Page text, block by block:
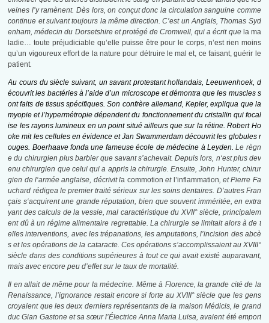
veines l’y ramènent. Dès lors, on conçut donc la circulation sanguine comme
continue et suivant toujours la même direction. C’est un Anglais, Thomas Syd
enham, médecin du Dorsetshire et protégé de Cromwell, qui a écrit que la ma
ladie… toute préjudiciable qu’elle puisse être pour le corps, n’est rien moins
qu’un vigoureux effort de la nature pour détruire le mal et, ce faisant, guérir le
patient.
Au cours du siècle suivant, un savant protestant hollandais, Leeuwenhoek, d
écouvrit les bactéries à l’aide d’un microscope et démontra que les muscles s
ont faits de tissus spécifiques. Son confrère allemand, Kepler, expliqua que la
myopie et l’hypermétropie dépendent du fonctionnementdu cristallin qui focal
ise les rayons lumineux en un point situé ailleurs quesur la rétine. Robert Ho
oke mit les cellules en évidence et Jan Swammerdamdécouvrit les globules r
ouges. Boerhaave fonda une fameuse école demédecine à Leyden.Le règn
e du chirurgien plus barbier que savants’achevait. Depuis lors, n‘estplus dev
enuchirurgien que celui qui a appris la chirurgie. Ensuite, John Hunter, chirur
gien del‘arméeanglaise, décrivitla commotion et l’inflammation, et Pierre Fa
uchard rédigea le premiertraité sérieux sur les soinsdentaires. D’autres Fran
çais s‘acquirentune grande réputation, bien que souvent imméritée, en extra
yant des calculs de la vessie, mal caractéristique du XVII° siècle, principalem
ent dû à un régime alimentaire regrettable. La chirurgie se limitait alors à de t
elles interventions, avec les trépanations, les amputations, l’incision des abcè
s et les opérations de la cataracte. Ces opérations s’accomplissaient au XVIII°
siècle dans des conditions supérieures à tout ce qui avait existé auparavant,
mais avec encore peu d’effet sur le taux de mortalité.
Il en allait de même pour la médecine. Même à Florence, la grande cité de la
Renaissance, l’ignorance restait encore si forte au XVIII° siècle que les gens
croyaient que les deux derniers représentants de la maison Médicis, le grand
duc Gian Gastone et sa sœur l’Électrice Anna Maria Luisa, avaient été emport